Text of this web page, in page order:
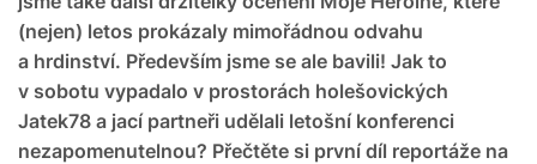
(nejen) letos prokázaly mimořádnou odvahu
a hrdinství. Především jsme se ale bavili! Jak to
v sobotu vypadalo v prostorách holešovických
Jatek78 a jací partneři udělali letošní konferenci
nezapomenutelnou? Přečtěte si první díl reportáže na